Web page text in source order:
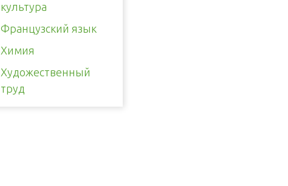
культура
Французский язык
Химия
Художественный
труд